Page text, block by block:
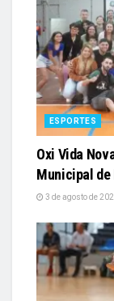
ESPORTES
Oxi Vida
Municipal de
3 de agosto de